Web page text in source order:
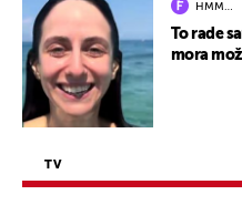
HMM…
To rade
mora
TV